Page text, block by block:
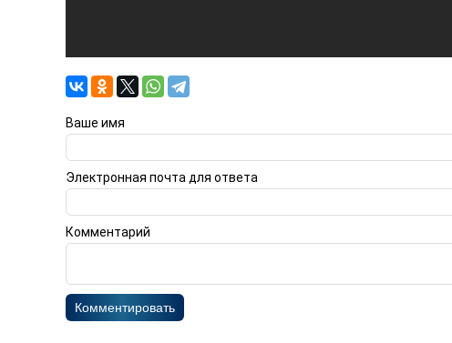
Ваше имя
Электронная почта для ответа
Комментарий
Комментировать